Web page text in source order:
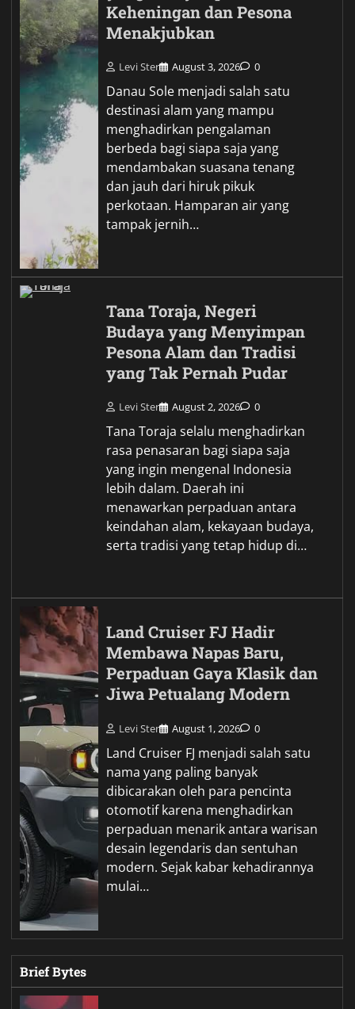
Keheningan dan Pesona
Menakjubkan
Levi Ster August 3, 2026 0
Danau Sole menjadi salah satu
destinasi alam yang mampu
menghadirkan pengalaman
berbeda bagi siapa saja yang
mendambakan suasana tenang
dan jauh dari hiruk pikuk
perkotaan. Hamparan air yang
tampak jernih…
Tana Toraja, Negeri
Budaya yang Menyimpan
Pesona Alam dan Tradisi
yang Tak Pernah Pudar
Levi Ster August 2, 2026 0
Tana Toraja selalu menghadirkan
rasa penasaran bagi siapa saja
yang ingin mengenal Indonesia
lebih dalam. Daerah ini
menawarkan perpaduan antara
keindahan alam, kekayaan budaya,
serta tradisi yang tetap hidup di…
Land Cruiser FJ Hadir
Membawa Napas Baru,
Perpaduan Gaya Klasik dan
Jiwa Petualang Modern
Levi Ster August 1, 2026 0
Land Cruiser FJ menjadi salah satu
nama yang paling banyak
dibicarakan oleh para pencinta
otomotif karena menghadirkan
perpaduan menarik antara warisan
desain legendaris dan sentuhan
modern. Sejak kabar kehadirannya
mulai…
Brief Bytes